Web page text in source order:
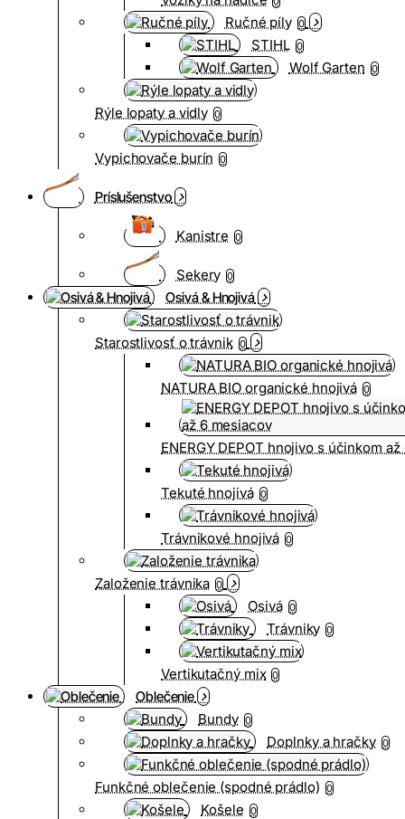
Ručné píly 0
STIHL 0
Wolf Garten 0
Rýle lopaty a vidly 0
Vypichovače burín 0
Príslušenstvo
Kanistre 0
Sekery 0
Osivá & Hnojivá
Starostlivosť o trávnik 0
NATURA BIO organické hnojivá 0
ENERGY DEPOT hnojivo s účinkom
Tekuté hnojivá 0
Trávnikové hnojivá 0
Založenie trávnika 0
Osivá 0
Trávniky 0
Vertikutačný mix 0
Oblečenie
Bundy 0
Doplnky a hračky 0
Funkčné oblečenie (spodné prádlo) 0
Košele 0